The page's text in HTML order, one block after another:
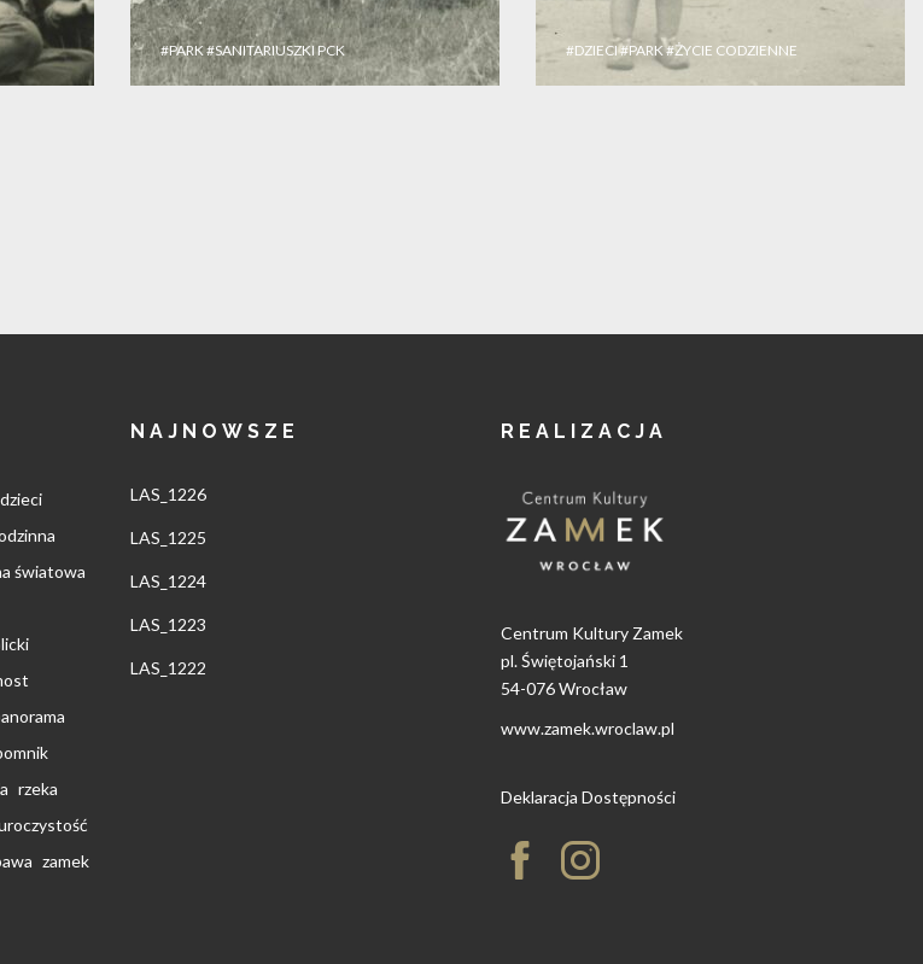
#PARK#SANITARIUSZKI PCK #DZIECI #PARK#ŻYCIE CODZIENNE
dzieci
światowa
rzeka
zamek
NAJNOWSZE
LAS_1226
LAS_1225
LAS_1224
LAS_1223
LAS_1222
REALIZACJA
Centrum Kultury Zamek
pl. Świętojański 1
54-076 Wrocław
www.zamek.wroclaw.pl
Deklaracja Dostępności